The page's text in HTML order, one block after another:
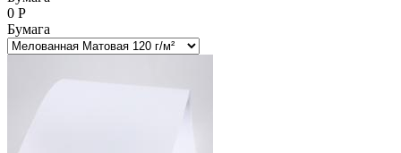
0 Р
Бумага